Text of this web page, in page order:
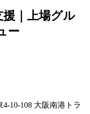
援｜上場グル
ー
10-108 大阪南港トラ